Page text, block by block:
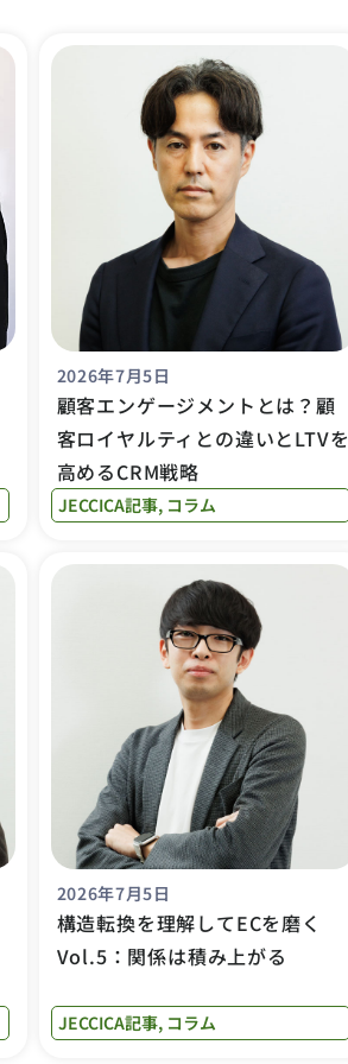
2026年7月5日
顧客エンゲージメントとは？顧
客ロイヤルティとの違いとLTVを
高めるCRM戦略
JECCICA記事, コラム
2026年7月5日
構造転換を理解してECを磨く
Vol.5：関係は積み上がる
JECCICA記事, コラム